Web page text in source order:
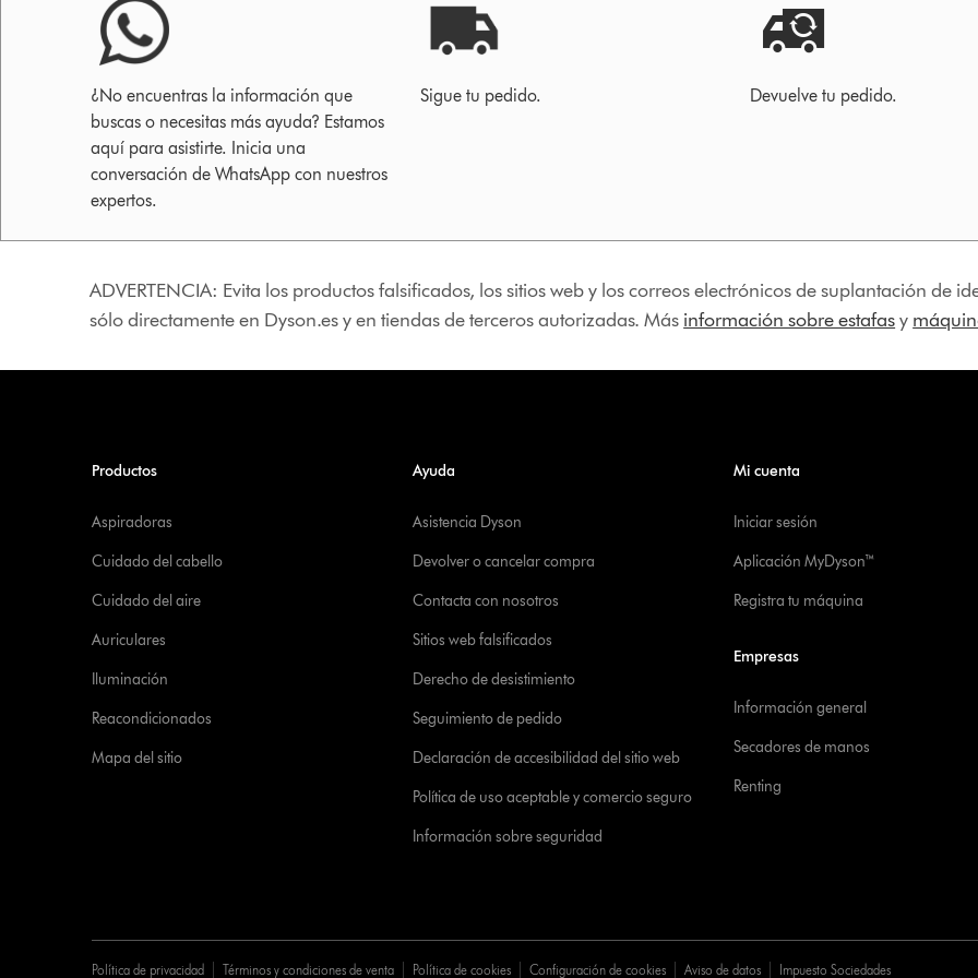
¿No encuentras la información que
buscas o necesitas más ayuda? Estamos
aquí para asistirte. Inicia una
conversación de WhatsApp con nuestros
expertos.
Sigue tu pedido. Devuelve tu pedido.
ADVERTENCIA: Evita los productos falsificados, los sitios web y los correos electrónicos de suplantación de
sólo directamente en Dyson.es y en tiendas de terceros autorizadas. Más información sobre estafasy
Productos
Aspiradoras
Cuidado del cabello
Cuidado del aire
Auriculares
Iluminación
Reacondicionados
Mapa del sitio
Ayuda
Asistencia Dyson
Devolver o cancelar compra
Contacta con nosotros
Sitios web falsificados
Derecho de desistimiento
Seguimiento de pedido
Declaración de accesibilidad del sitio web
Política de uso aceptable y comercio seguro
Información sobre seguridad
Mi cuenta
Iniciar sesión
Aplicación MyDyson™
Registra tu máquina
Empresas
Información general
Secadores de manos
Renting
Política de privacidad Términos y condiciones de venta Política de cookies Configuración de cookies Aviso de datos Impuesto Sociedades